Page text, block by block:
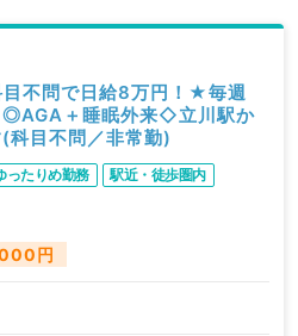
目不問で日給8万円！★毎週
◎AGA＋睡眠外来◇立川駅か
科目不問／非常勤)
ったりめ勤務
駅近・徒歩圏内
円